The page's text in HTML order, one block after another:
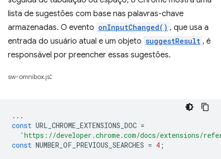
lista de sugestões com base nas palavras-chave
armazenadas. O evento onInputChanged() , que usa a
entrada do usuário atual e um objeto suggestResult , é
responsável por preencher essas sugestões.
sw-omnibox.js:
...
const URL_CHROME_EXTENSIONS_DOC =
'https://developer.chrome.com/docs/extensions/
const NUMBER_OF_PREVIOUS_SEARCHES = 4 ;